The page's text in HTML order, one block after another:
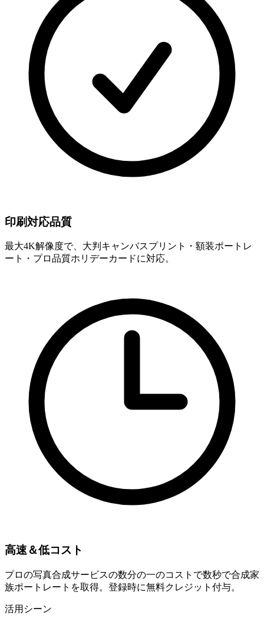
印刷対応品質
最大4K解像度で、大判キャンバスプリント・額装ポートレ
ート・プロ品質ホリデーカードに対応。
高速＆低コスト
プロの写真合成サービスの数分の一のコストで数秒で合成家
族ポートレートを取得。登録時に無料クレジット付与。
活用シーン